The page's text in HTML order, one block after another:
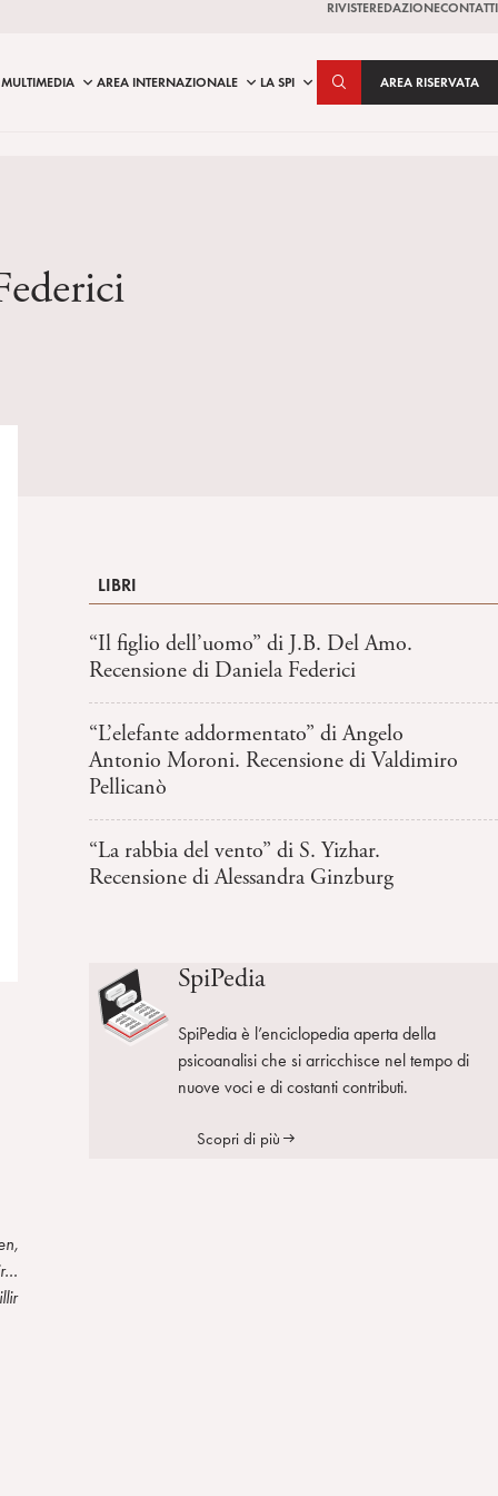
RIVISTEREDAZIONECONTATTI
MULTIMEDIA AREA INTERNAZIONALE LA SPI AREA RISERVATA
LIBRI
“Il figlio dell’uomo” di J.B. Del Amo.
Recensione di Daniela Federici
“L’elefante addormentato” di Angelo
Antonio Moroni. Recensione di Valdimiro
Pellicanò
“La rabbia del vento” di S. Yizhar.
Recensione di Alessandra Ginzburg
SpiPedia
SpiPedia è l’enciclopedia aperta della
psicoanalisi che si arricchisce nel tempo di
nuove voci e di costanti contributi.
Scopri di più